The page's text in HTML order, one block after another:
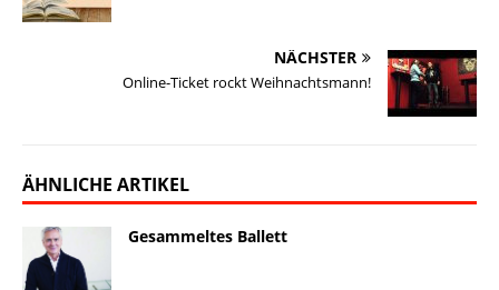
NÄCHSTER
Online-Ticket rockt Weihnachtsmann!
ÄHNLICHE ARTIKEL
Gesammeltes Ballett